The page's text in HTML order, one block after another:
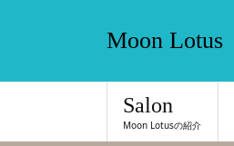
Moon Lotus
Salon
Moon Lotusの紹介